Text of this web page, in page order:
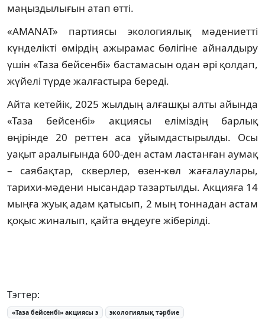
маңыздылығын атап өтті.
«AMANAT» партиясы экологиялық мәдениетті
күнделікті өмірдің ажырамас бөлігіне айналдыру
үшін «Таза бейсенбі» бастамасын одан әрі қолдап,
жүйелі түрде жалғастыра береді.
Айта кетейік, 2025 жылдың алғашқы алты айында
«Таза бейсенбі» акциясы еліміздің барлық
өңірінде 20 реттен аса ұйымдастырылды. Осы
уақыт аралығында 600-ден астам ластанған аумақ
– саябақтар, скверлер, өзен-көл жағалаулары,
тарихи-мәдени нысандар тазартылды. Акцияға 14
мыңға жуық адам қатысып, 2 мың тоннадан астам
қоқыс жиналып, қайта өңдеуге жіберілді.
Тэгтер:
«Таза бейсенбі» акциясы э экологиялық тәрбие